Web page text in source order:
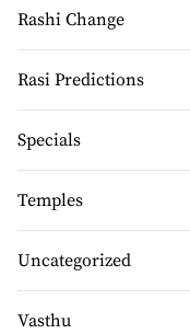
Rashi Change
Rasi Predictions
Specials
Temples
Uncategorized
Vasthu